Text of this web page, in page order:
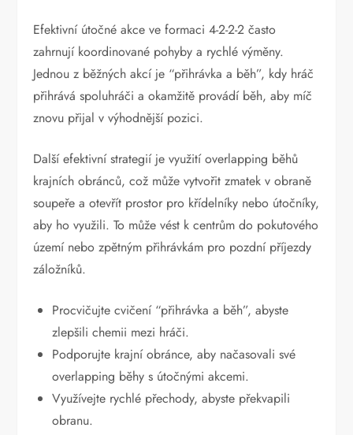
Efektivní útočné akce ve formaci 4-2-2-2 často
zahrnují koordinované pohyby a rychlé výměny.
Jednou z běžných akcí je “přihrávka a běh”, kdy hráč
přihrává spoluhráči a okamžitě provádí běh, aby míč
znovu přijal v výhodnější pozici.
Další efektivní strategií je využití overlapping běhů
krajních obránců, což může vytvořit zmatek v obraně
soupeře a otevřít prostor pro křídelníky nebo útočníky,
aby ho využili. To může vést k centrům do pokutového
území nebo zpětným přihrávkám pro pozdní příjezdy
záložníků.
Procvičujte cvičení “přihrávka a běh”, abyste
zlepšili chemii mezi hráči.
Podporujte krajní obránce, aby načasovali své
overlapping běhy s útočnými akcemi.
Využívejte rychlé přechody, abyste překvapili
obranu.